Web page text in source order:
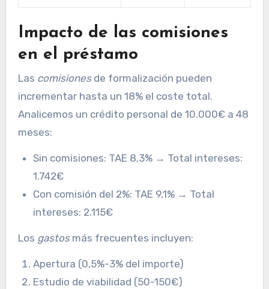
Impacto de las comisiones
en el préstamo
Las comisionesde formalización pueden
incrementar hasta un 18% el coste total.
Analicemos un crédito personal de 10.000€ a 48
meses:
Sin comisiones: TAE 8,3% → Total intereses:
1.742€
Con comisión del 2%: TAE 9,1% → Total
intereses: 2.115€
Los gastosmás frecuentes incluyen:
Apertura (0,5%-3% del importe)
Estudio de viabilidad (50-150€)